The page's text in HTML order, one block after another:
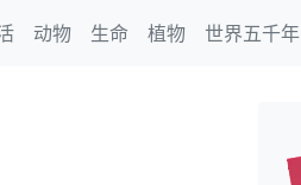
动物 生命 植物 世界五千年